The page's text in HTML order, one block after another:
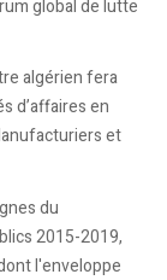
global de lutte
algérien fera
d’affaires en
et
du
2015-2019,
l'enveloppe